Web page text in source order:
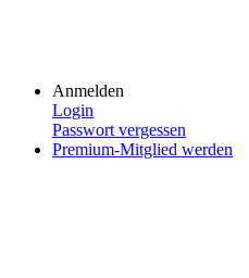
Anmelden
Login
Passwort vergessen
Premium-Mitglied werden